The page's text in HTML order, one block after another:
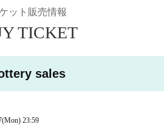
- August 3, 2025 (Sun
the ticket system may continu
In that case, we will set a new a
けできません。
はいかなる理由におきましても補償いたしか
ット販売情報
TICKET
sales
(Mon) 23:59